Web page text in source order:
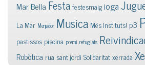
Mar Bella Festafestesmaigioga
La Mar Menjador Musica Més Instituts! p3
pastissos piscina premi refugiats
Robòtica rua sant jordi Solidaritatxerrada